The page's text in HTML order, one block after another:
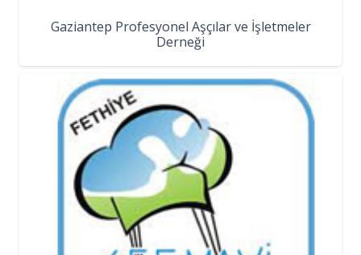
Gaziantep Profesyonel Aşçılar ve İşletmeler
Derneği